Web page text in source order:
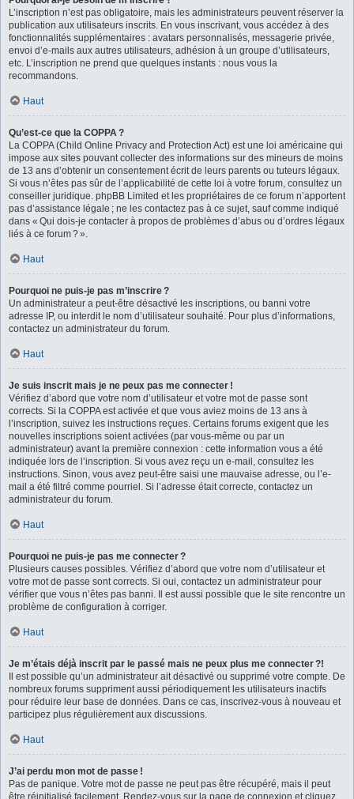
L’inscription n’est pas obligatoire, mais les administrateurs peuvent réserver la
publication aux utilisateurs inscrits. En vous inscrivant, vous accédez à des
fonctionnalités supplémentaires : avatars personnalisés, messagerie privée,
envoi d’e-mails aux autres utilisateurs, adhésion à un groupe d’utilisateurs,
etc. L’inscription ne prend que quelques instants : nous vous la
recommandons.
Haut
Qu’est-ce que la COPPA ?
La COPPA (Child Online Privacy and Protection Act) est une loi américaine qui
impose aux sites pouvant collecter des informations sur des mineurs de moins
de 13 ans d’obtenir un consentement écrit de leurs parents ou tuteurs légaux.
Si vous n’êtes pas sûr de l’applicabilité de cette loi à votre forum, consultez un
conseiller juridique. phpBB Limited et les propriétaires de ce forum n’apportent
pas d’assistance légale ; ne les contactez pas à ce sujet, sauf comme indiqué
dans « Qui dois-je contacter à propos de problèmes d’abus ou d’ordres légaux
liés à ce forum ? ».
Haut
Pourquoi ne puis-je pas m’inscrire ?
Un administrateur a peut-être désactivé les inscriptions, ou banni votre
adresse IP, ou interdit le nom d’utilisateur souhaité. Pour plus d’informations,
contactez un administrateur du forum.
Haut
Je suis inscrit mais je ne peux pas me connecter !
Vérifiez d’abord que votre nom d’utilisateur et votre mot de passe sont
corrects. Si la COPPA est activée et que vous aviez moins de 13 ans à
l’inscription, suivez les instructions reçues. Certains forums exigent que les
nouvelles inscriptions soient activées (par vous-même ou par un
administrateur) avant la première connexion : cette information vous a été
indiquée lors de l’inscription. Si vous avez reçu un e-mail, consultez les
instructions. Sinon, vous avez peut-être saisi une mauvaise adresse, ou l’e-
mail a été filtré comme pourriel. Si l’adresse était correcte, contactez un
administrateur du forum.
Haut
Pourquoi ne puis-je pas me connecter ?
Plusieurs causes possibles. Vérifiez d’abord que votre nom d’utilisateur et
votre mot de passe sont corrects. Si oui, contactez un administrateur pour
vérifier que vous n’êtes pas banni. Il est aussi possible que le site rencontre un
problème de configuration à corriger.
Haut
Je m’étais déjà inscrit par le passé mais ne peux plus me connecter ?!
Il est possible qu’un administrateur ait désactivé ou supprimé votre compte. De
nombreux forums suppriment aussi périodiquement les utilisateurs inactifs
pour réduire leur base de données. Dans ce cas, inscrivez-vous à nouveau et
participez plus régulièrement aux discussions.
Haut
J’ai perdu mon mot de passe !
Pas de panique. Votre mot de passe ne peut pas être récupéré, mais il peut
être réinitialisé facilement. Rendez-vous sur la page de connexion et cliquez